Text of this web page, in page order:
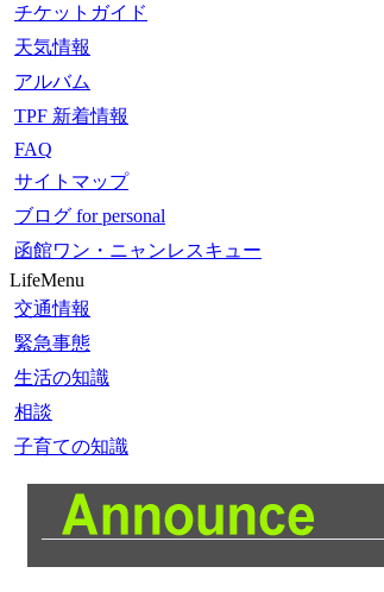
チケットガイド
天気情報
アルバム
TPF 新着情報
FAQ
サイトマップ
ブログ for personal
函館ワン・ニャンレスキュー
LifeMenu
交通情報
緊急事態
生活の知識
相談
子育ての知識